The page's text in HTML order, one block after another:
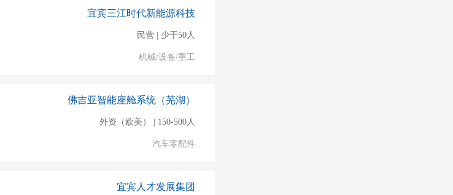
宜宾三江时代新能源科技
民营 | 少于50人
机械/设备/重工
佛吉亚智能座舱系统（芜湖）
外资（欧美） | 150-500人
汽车零配件
宜宾人才发展集团